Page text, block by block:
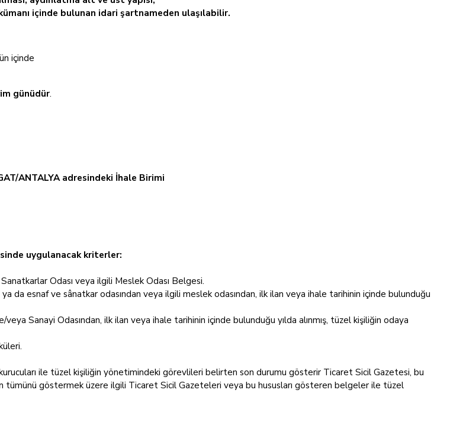
içinde bulunan idari şartnameden ulaşılabilir.
içinde
günüdür.
ANTALYA adresindeki İhale Birimi
uygulanacak kriterler:
Odası veya ilgili Meslek Odası Belgesi.
da esnaf ve sânatkar odasından veya ilgili meslek odasından, ilk ilan veya ihale tarihinin içinde bulunduğu
Sanayi Odasından, ilk ilan veya ihale tarihinin içinde bulunduğu yılda alınmış, tüzel kişiliğin odaya
ile tüzel kişiliğin yönetimindeki görevlileri belirten son durumu gösterir Ticaret Sicil Gazetesi, bu
tümünü göstermek üzere ilgili Ticaret Sicil Gazeteleri veya bu hususları gösteren belgeler ile tüzel